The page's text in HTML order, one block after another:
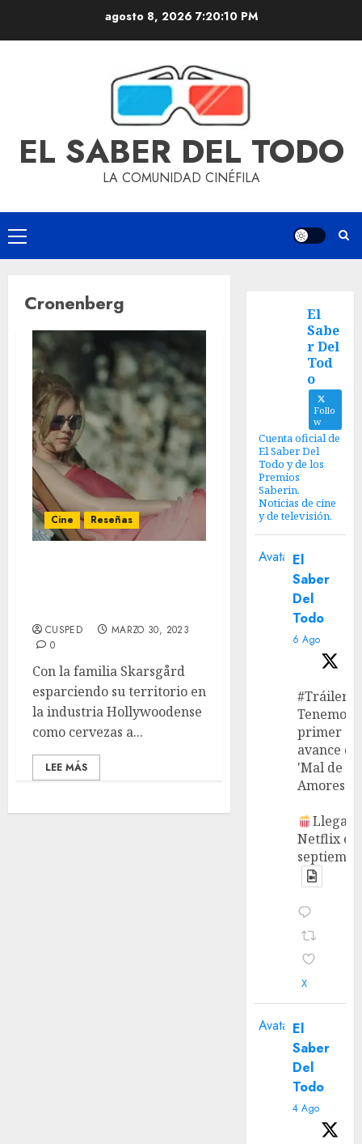
agosto 8, 2026 7:20:10 PM
EL SABER DEL TODO
LA COMUNIDAD CINÉFILA
Cronenberg
Cine Reseñas
CUSPED
MARZO 30, 2023
0
Con la familia Skarsgård
esparciendo su territorio en
la industria Hollywoodense
como cervezas a...
LEE MÁS
El
Sabe
r Del
Tod
o
Follo
w
Cuenta oficial de
El Saber Del
Todo y de los
Premios
Saberin.
Noticias de cine
y de televisión.
Avatar El
Saber
Del
Todo
6 Ago
#Tráiler
Tenemos
primer
avance de
'Mal de
Amores'.
Llega a
Netflix en
X
Avatar El
Saber
Del
Todo
4 Ago